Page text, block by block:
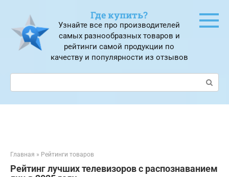
контенту
Где купить?
Узнайте все про производителей
самых разнообразных товаров и
рейтинги самой продукции по
качеству и популярности из отзывов
Поиск:
Главная » Рейтинги товаров
Рейтинг лучших телевизоров с распознаванием